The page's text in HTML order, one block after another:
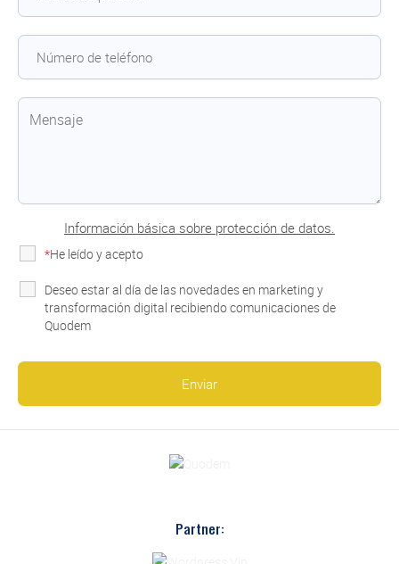
Información básica sobre protección de datos.
He leído y acepto
*
Deseo estar al día de las novedades en marketing y
transformación digital recibiendo comunicaciones de
Quodem
Partner: